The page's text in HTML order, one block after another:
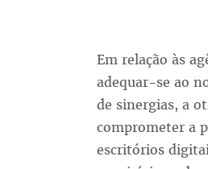
Em relação às
adequar-se ao
de sinergias, a
comprometer a
escritórios